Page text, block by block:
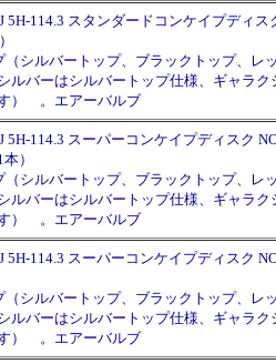
5H-114.3 スタンダードコンケイプディス
シルバートップ、ブラックトップ、レ
ルバーはシルバートップ仕様、ギャラ
） 。エアーバルブ
5H-114.3 スーパーコンケイプディスク
）
シルバートップ、ブラックトップ、レ
ルバーはシルバートップ仕様、ギャラ
） 。エアーバルブ
5H-114.3 スーパーコンケイプディスク
シルバートップ、ブラックトップ、レ
ルバーはシルバートップ仕様、ギャラ
） 。エアーバルブ